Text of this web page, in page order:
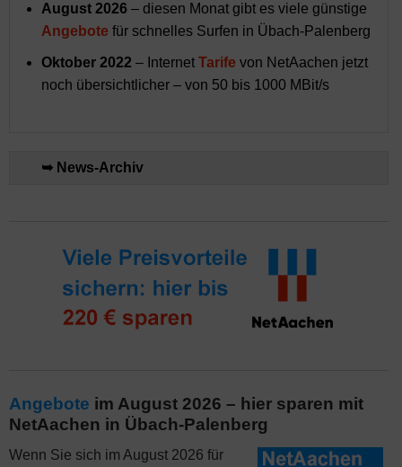
August 2026 – diesen Monat gibt es viele günstige
Angebote für schnelles Surfen in Übach-Palenberg
Oktober 2022 – Internet Tarife von NetAachen jetzt
noch übersichtlicher – von 50 bis 1000 MBit/s
➥ News-Archiv
Angebote im August 2026 – hier sparen mit
NetAachen in Übach-Palenberg
Wenn Sie sich im August 2026 für